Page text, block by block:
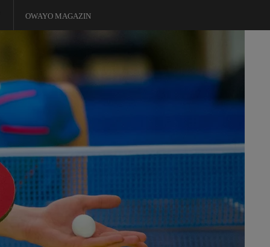
OWAYO MAGAZIN